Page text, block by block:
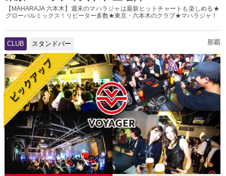
【MAHARAJA 六本木】週末のマハラジャは最新ヒットチャートも楽しめる★
グローバルミックス！リピーター多数★東京・六本木のクラブ★マハラジャ！
CLUB スタンドバー 那覇